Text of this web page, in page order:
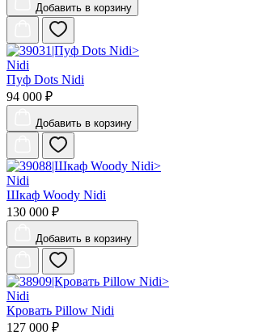
Добавить в корзину
Nidi
Пуф Dots Nidi
94 000 ₽
Добавить в корзину
Nidi
Шкаф Woody Nidi
130 000 ₽
Добавить в корзину
Nidi
Кровать Pillow Nidi
127 000 ₽